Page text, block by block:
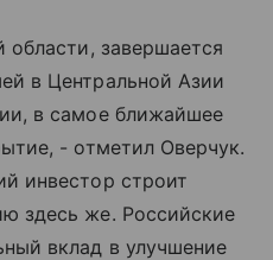
области, завершается
в Центральной Азии
в самое ближайшее
- отметил Оверчук.
инвестор строит
здесь же. Российские
вклад в улучшение